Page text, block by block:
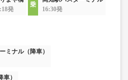
発
16:30発
ミナル（降車）
）